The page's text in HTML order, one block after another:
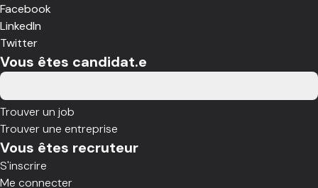
Facebook
LinkedIn
Twitter
Vous êtes candidat.e
Trouver un job
Trouver une entreprise
Vous êtes recruteur
S'inscrire
Me connecter